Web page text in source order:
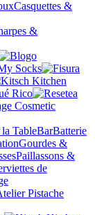
Casquettes &
&
TableBarBatterie
Gourdes &
Paillassons &
de